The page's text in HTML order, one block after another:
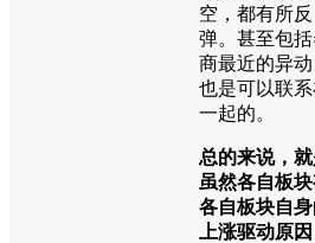
空，都有所反
弹。甚至包括
商最近的异动
也是可以联系
一起的。
总的来说，
虽然各自板
各自板块自
上涨驱动原因